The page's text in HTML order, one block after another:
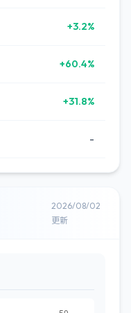
+3.2%
+60.4%
+31.8%
-
2026/08/02
更新